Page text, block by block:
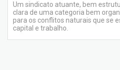
Um sindicato atuante, bem
clara de uma categoria bem
para os conflitos naturais que se
capital e trabalho.